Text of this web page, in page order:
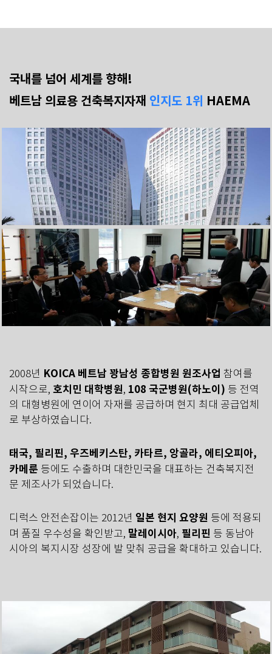
국내를 넘어 세계를 향해!
베트남 의료용 건축복지자재 인지도 1위 HAEMA
2008년 KOICA 베트남 꽝남성 종합병원 원조사업 참여를
시작으로, 호치민 대학병원, 108 국군병원(하노이) 등 전역
의 대형병원에 연이어 자재를 공급하며 현지 최대 공급업체
로 부상하였습니다.
태국, 필리핀, 우즈베키스탄, 카타르, 앙골라, 에티오피아,
카메룬 등에도 수출하며 대한민국을 대표하는 건축복지전
문 제조사가 되었습니다.
디럭스 안전손잡이는 2012년 일본 현지 요양원 등에 적용되
며 품질 우수성을 확인받고, 말레이시아, 필리핀 등 동남아
시아의 복지시장 성장에 발 맞춰 공급을 확대하고 있습니다.